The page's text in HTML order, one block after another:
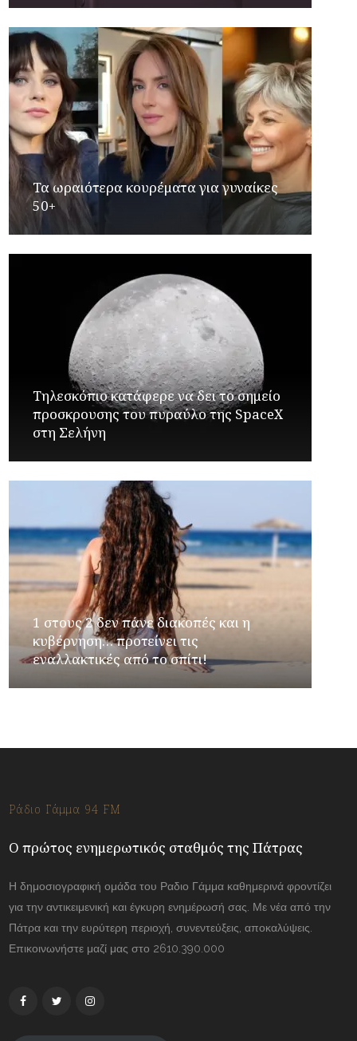
Τα ωραιότερα κουρέματα για γυναίκες
50+
Τηλεσκόπιο κατάφερε να δει το σημείο
προσκρουσης του πυραύλο της SpaceX
στη Σελήνη
1 στους 2 δεν πάνε διακοπές και η
κυβέρνηση… προτείνει τις
εναλλακτικές από το σπίτι!
Ράδιο Γάμμα 94 FM
Ο πρώτος ενημερωτικός σταθμός της Πάτρας
Η δημοσιογραφική ομάδα του Ραδιο Γάμμα καθημερινά φροντίζει
για την αντικειμενική και έγκυρη ενημέρωσή σας. Με νέα από την
Πάτρα και την ευρύτερη περιοχή, συνεντεύξεις, αποκαλύψεις.
Επικοινωνήστε μαζί μας στο 2610.390.000